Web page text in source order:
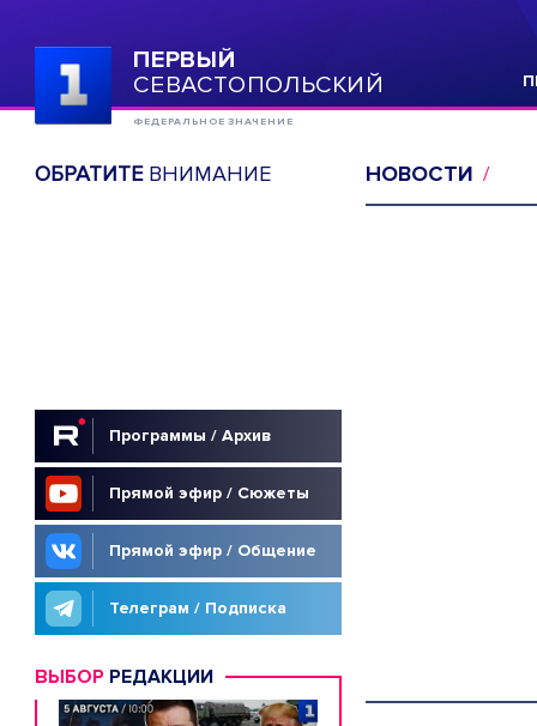
ПЕРВЫЙ
СЕВАСТОПОЛЬСКИЙ
ФЕДЕРАЛЬНОЕ ЗНАЧЕНИЕ
ОБРАТИТЕВНИМАНИЕ
Программы / Архив
Прямой эфир / Сюжеты
Прямой эфир / Общение
Телеграм / Подписка
ВЫБОР РЕДАКЦИИ
НОВОСТИ